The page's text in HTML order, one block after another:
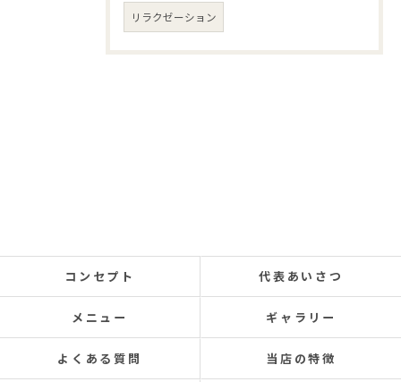
リラクゼーション
コンセプト 代表あいさつ
メニュー ギャラリー
よくある質問 当店の特徴